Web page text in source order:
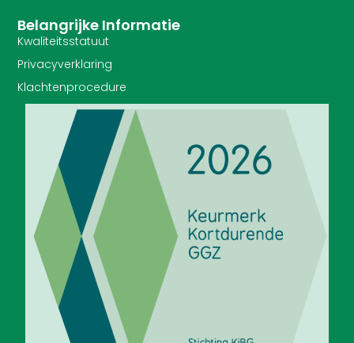
Belangrijke Informatie
Kwaliteitsstatuut
Privacyverklaring
Klachtenprocedure